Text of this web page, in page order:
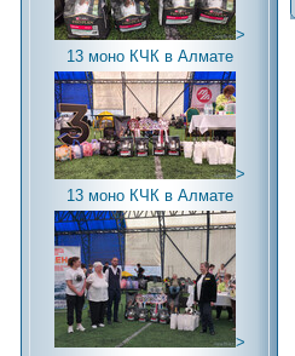
>
13 моно КЧК в Алмате
>
13 моно КЧК в Алмате
>